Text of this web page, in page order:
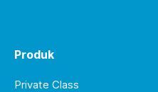
Produk
Private Class